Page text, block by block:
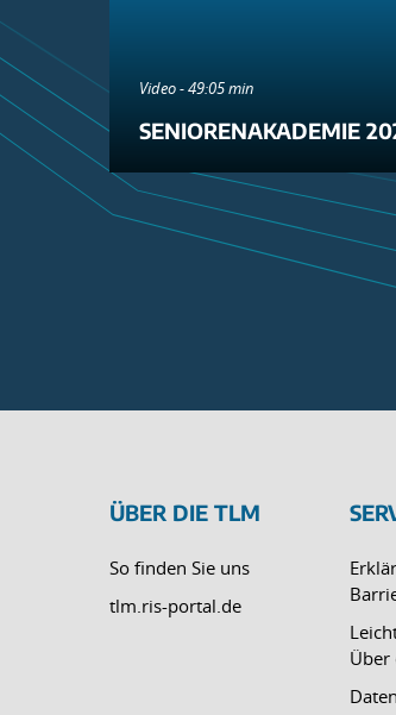
Video - 49:05 min
SENIORENAKADEMIE
ÜBER DIE TLM
So finden Sie uns
tlm.ris-portal.de
Über